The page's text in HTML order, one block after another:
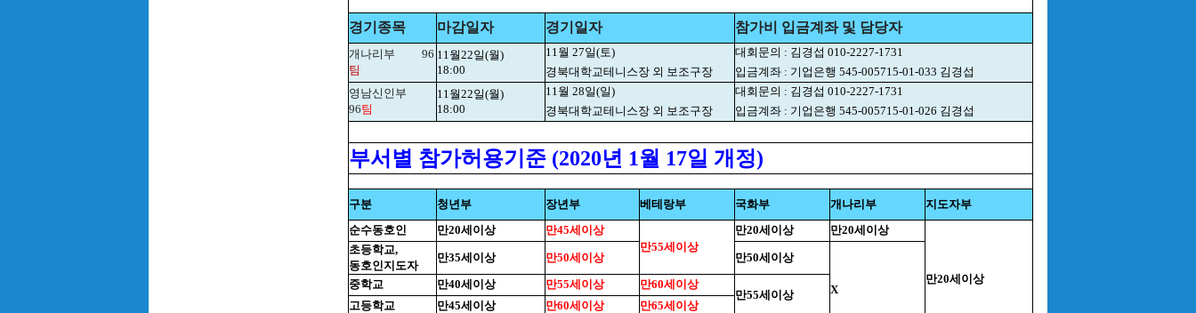
경기종목 마감일자 경기일자 참가비 입금계좌 및 담당자
개나리부
96
팀
11월22일(월)
18:00
11월 27일(토)
대회문의 : 김경섭 010-2227-1731
경북대학교테니스장 외 보조구장
입금계좌 : 기업은행 545-005715-01-033 김경섭
영남신인부
96팀
11월22일(월)
18:00
11월 28일(일)
대회문의 : 김경섭 010-2227-1731
경북대학교테니스장 외 보조구장
입금계좌 : 기업은행 545-005715-01-026 김경섭
부서별 참가허용기준 (2020년 1월 17일 개정)
구분 청년부 장년부 베테랑부 국화부 개나리부
지도자부
순수동호인
만20세이상
만45세이상
만55세이상
만20세이상 만20세이상
만20세이상
초등학교,
동호인지도자
만35세이상 만50세이상 만50세이상
X
중학교 만40세이상 만55세이상
만60세이상
만55세이상
고등학교
만45세이상 만60세이상
만65세이상